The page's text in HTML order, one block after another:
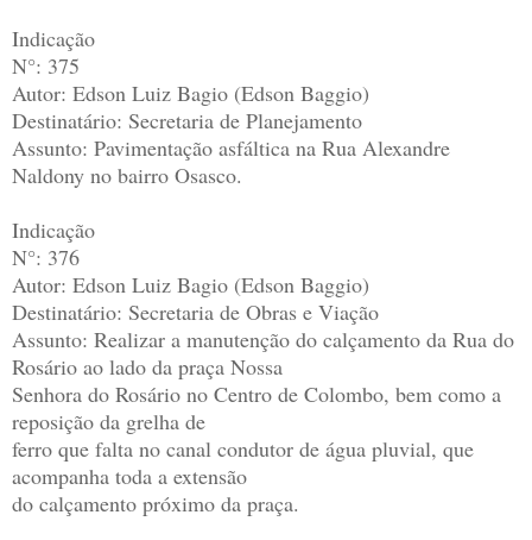
Indicação
N°: 375
Autor: Edson Luiz Bagio (Edson Baggio)
Destinatário: Secretaria de Planejamento
Assunto: Pavimentação asfáltica na Rua Alexandre
Naldony no bairro Osasco.
Indicação
N°: 376
Autor: Edson Luiz Bagio (Edson Baggio)
Destinatário: Secretaria de Obras e Viação
Assunto: Realizar a manutenção do calçamento da Rua do
Rosário ao lado da praça Nossa
Senhora do Rosário no Centro de Colombo, bem como a
reposição da grelha de
ferro que falta no canal condutor de água pluvial, que
acompanha toda a extensão
do calçamento próximo da praça.